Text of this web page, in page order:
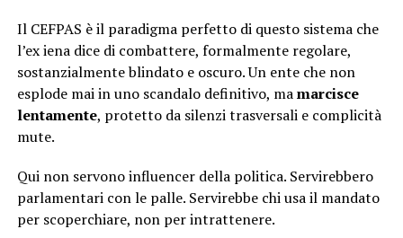
Il CEFPAS è il paradigma perfetto di questo sistema che
l’ex iena dice di combattere, formalmente regolare,
sostanzialmente blindato e oscuro. Un ente che non
esplode mai in uno scandalo definitivo, mamarcisce
lentamente, protetto da silenzi trasversali e complicità
mute.
Qui non servono influencer della politica. Servirebbero
parlamentari con le palle. Servirebbe chi usa il mandato
per scoperchiare, non per intrattenere.